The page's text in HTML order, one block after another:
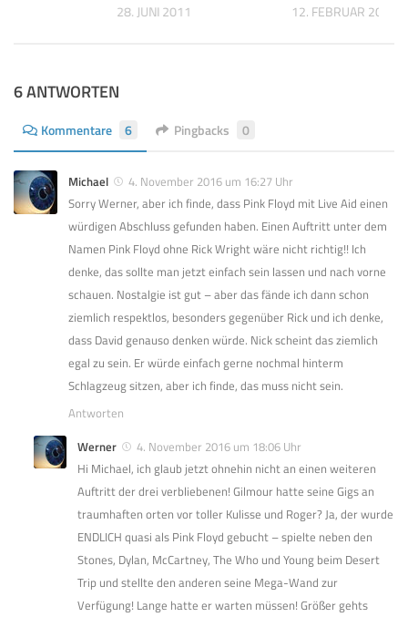
28. JUNI 2011
12. FEBRUAR 2018
6 ANTWORTEN
Kommentare 6 Pingbacks 0
Michael
4. November 2016 um 16:27 Uhr
Sorry Werner, aber ich finde, dass Pink Floyd mit Live Aid einen
würdigen Abschluss gefunden haben. Einen Auftritt unter dem
Namen Pink Floyd ohne Rick Wright wäre nicht richtig!! Ich
denke, das sollte man jetzt einfach sein lassen und nach vorne
schauen. Nostalgie ist gut – aber das fände ich dann schon
ziemlich respektlos, besonders gegenüber Rick und ich denke,
dass David genauso denken würde. Nick scheint das ziemlich
egal zu sein. Er würde einfach gerne nochmal hinterm
Schlagzeug sitzen, aber ich finde, das muss nicht sein.
Antworten
Werner
4. November 2016 um 18:06 Uhr
Hi Michael, ich glaub jetzt ohnehin nicht an einen weiteren
Auftritt der drei verbliebenen! Gilmour hatte seine Gigs an
traumhaften orten vor toller Kulisse und Roger? Ja, der wurde
ENDLICH quasi als Pink Floyd gebucht – spielte neben den
Stones, Dylan, McCartney, The Who und Young beim Desert
Trip und stellte den anderen seine Mega-Wand zur
Verfügung! Lange hatte er warten müssen! Größer gehts